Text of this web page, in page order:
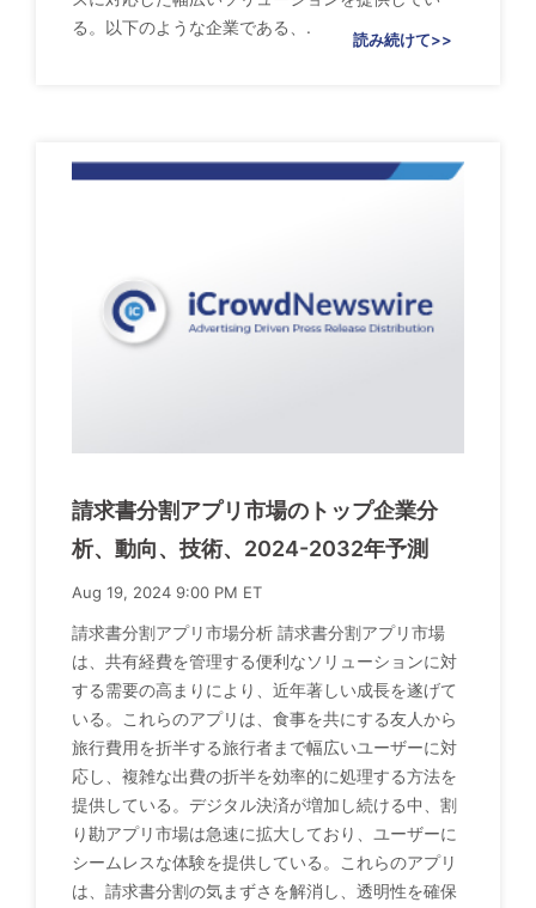
る。以下のような企業である、.
読み続けて>>
請求書分割アプリ市場のトップ企業分
析、動向、技術、2024-2032年予測
Aug 19, 2024 9:00 PM ET
請求書分割アプリ市場分析 請求書分割アプリ市場
は、共有経費を管理する便利なソリューションに対
する需要の高まりにより、近年著しい成長を遂げて
いる。これらのアプリは、食事を共にする友人から
旅行費用を折半する旅行者まで幅広いユーザーに対
応し、複雑な出費の折半を効率的に処理する方法を
提供している。デジタル決済が増加し続ける中、割
り勘アプリ市場は急速に拡大しており、ユーザーに
シームレスな体験を提供している。これらのアプリ
は、請求書分割の気まずさを解消し、透明性を確保